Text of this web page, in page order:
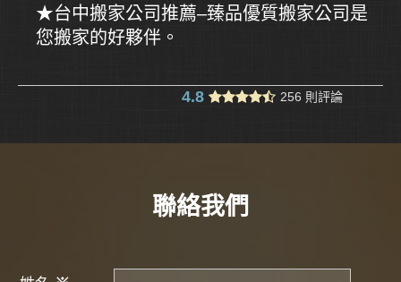
★台中搬家公司推薦–臻品優質搬家公司是
您搬家的好夥伴。
4.8 256 則評論
聯絡我們